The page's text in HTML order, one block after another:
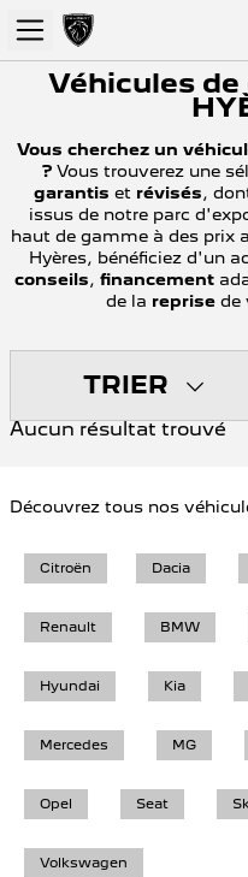
Véhicules
Vous cherchez un
? Vous trouverez une
garantis et révisés,
issus de notre parc
haut de gamme à des prix
Hyères, bénéficiez d'un
conseils, financement
de la reprise de
TRIER
Aucun résultat trouvé
Découvrez tous nos
Citroën Dacia
Renault BMW
Hyundai Kia
Mercedes MG
Opel Seat
Volkswagen